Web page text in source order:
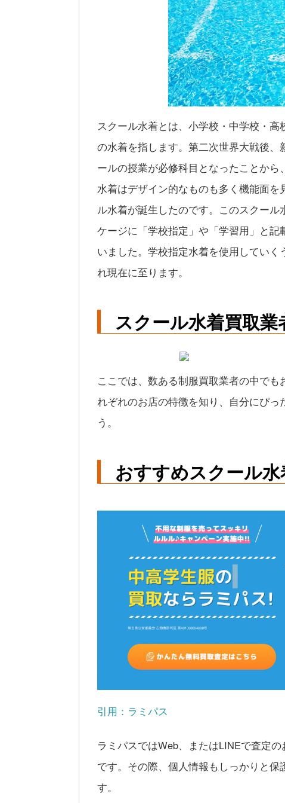
スクール水着とは、小学校・中学校・
の水着を指します。第二次世界大戦後
ールの授業が必修科目となったことか
水着はデザイン的なものも多く機能面
ル水着が誕生したのです。このスクー
ケージに「学校指定」や「学習用」と
いました。学校指定水着を使用してい
れ現在に至ります。
スクール水着買取
ここでは、数ある制服買取業者の中で
れぞれのお店の特徴を知り、自分にぴ
う。
おすすめスクール
引用：ラミパス
ラミパスではWeb、またはLINEで査定
です。その際、個人情報もしっかりと
す。